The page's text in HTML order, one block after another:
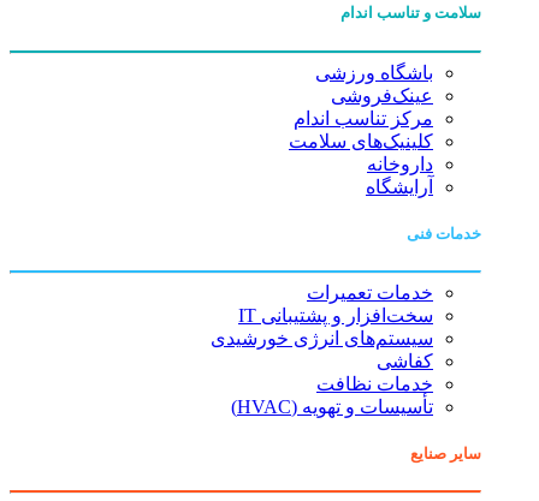
سلامت و تناسب اندام
باشگاه ورزشی
عینک‌فروشی
مرکز تناسب اندام
کلینیک‌های سلامت
داروخانه
آرایشگاه
خدمات فنی
خدمات تعمیرات
سخت‌افزار و پشتیبانی IT
سیستم‌های انرژی خورشیدی
کفاشی
خدمات نظافت
تأسیسات و تهویه (HVAC)
سایر صنایع